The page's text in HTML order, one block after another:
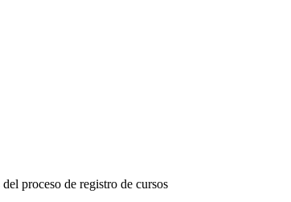
proceso de registro de cursos